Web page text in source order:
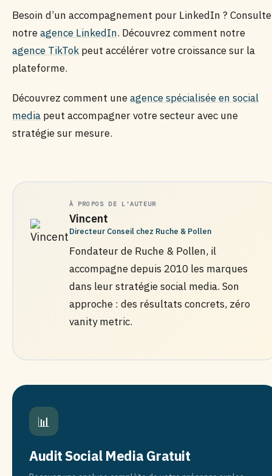
Besoin d’un accompagnement pour LinkedIn ?
notreagence LinkedIn. Découvrez comment notre
agence TikTok peut accélérer votre croissance sur la
plateforme.
Découvrez comment uneagence spécialisée en social
media peut accompagner votre secteur avec une
stratégie sur mesure.
À PROPOS DE L'AUTEUR
Vincent
Directeur Conseil chez Ruche & Pollen
Fondateur de Ruche & Pollen, il
accompagne depuis 2010 les marques
dans leur stratégie social media. Son
approche : des résultats concrets, zéro
vanity metric.
📊
Audit Social Media Gratuit